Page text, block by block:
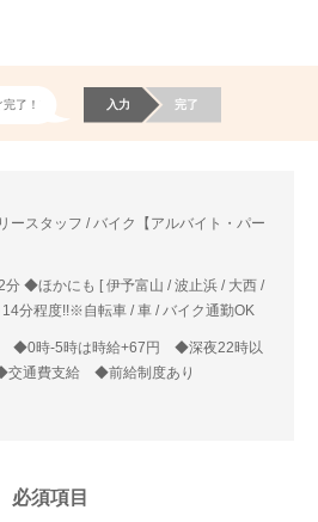
了！ 入力 完了
ースタッフ / バイク【アルバイト・パー
分 ◆ほかにも [ 伊予富山 / 波止浜 / 大西 /
分程度!!※自転車 / 車 / バイク通勤OK
◆0時-5時は時給+67円 ◆深夜22時以
通費支給 ◆前給制度あり
必須項目